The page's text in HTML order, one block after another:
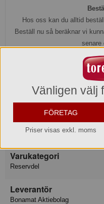
Hos oss kan du alltid
Beställ nu så beräknar vi
senare
Produktinformation
Varumärke
Bonamat Bravilor
Varukategori
Reservdel
Leverantör
Bonamat Aktiebolag
Vänligen välj
FÖRETAG
Priser visas exkl. moms